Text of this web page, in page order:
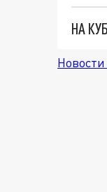
НА